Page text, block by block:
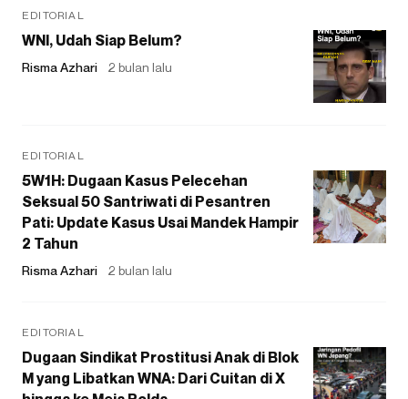
EDITORIAL
WNI, Udah Siap Belum?
Risma Azhari 2 bulan lalu
EDITORIAL
5W1H: Dugaan Kasus Pelecehan
Seksual 50 Santriwati di Pesantren
Pati: Update Kasus Usai Mandek Hampir
2 Tahun
Risma Azhari 2 bulan lalu
EDITORIAL
Dugaan Sindikat Prostitusi Anak di Blok
M yang Libatkan WNA: Dari Cuitan di X